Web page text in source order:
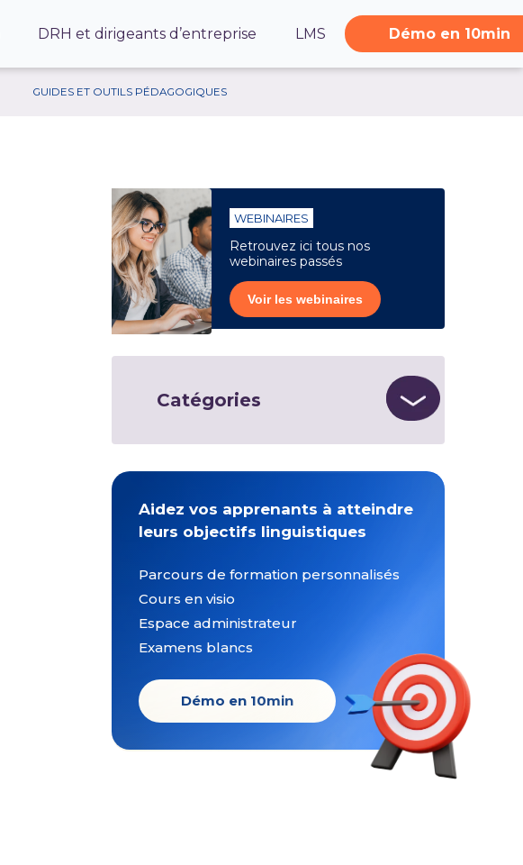
DRH et dirigeants d’entreprise LMS Démo en 10min
GUIDES ET OUTILS PÉDAGOGIQUES
WEBINAIRES
Retrouvez ici tous nos
webinaires passés
Voir les webinaires
Catégories
Aidez vos apprenants à atteindre
leurs objectifs linguistiques
Parcours de formation personnalisés
Cours en visio
Espace administrateur
Examens blancs
Démo en 10min